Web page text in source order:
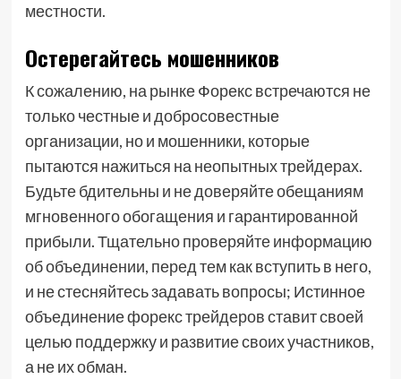
местности.
Остерегайтесь мошенников
К сожалению, на рынке Форекс встречаются не
только честные и добросовестные
организации, но и мошенники, которые
пытаются нажиться на неопытных трейдерах.
Будьте бдительны и не доверяйте обещаниям
мгновенного обогащения и гарантированной
прибыли. Тщательно проверяйте информацию
об объединении, перед тем как вступить в него,
и не стесняйтесь задавать вопросы; Истинное
объединение форекс трейдеров ставит своей
целью поддержку и развитие своих участников,
а не их обман.